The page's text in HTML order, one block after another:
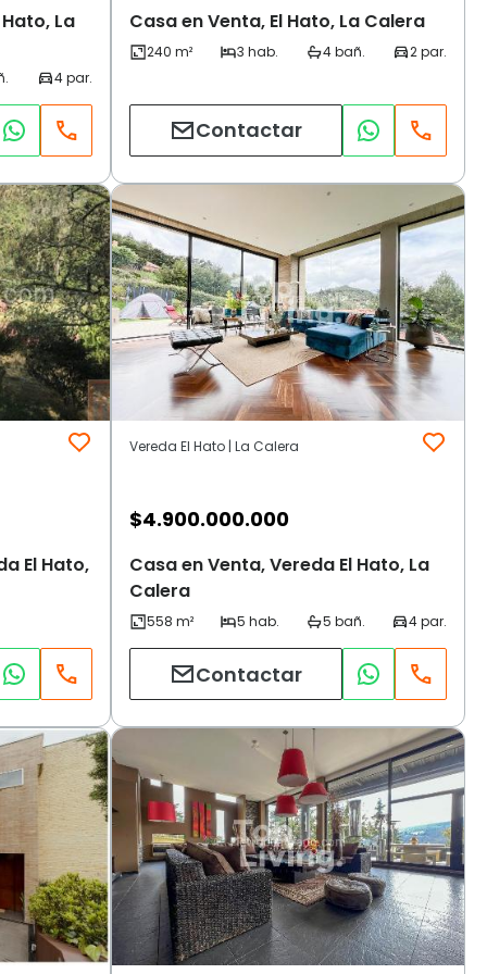
La Casa en Venta, El Hato, La Calera
Contactar
El Hato,
Vereda El Hato | La Calera
$4.900.000.000
Casa en Venta, Vereda El Hato, La
Calera
Contactar